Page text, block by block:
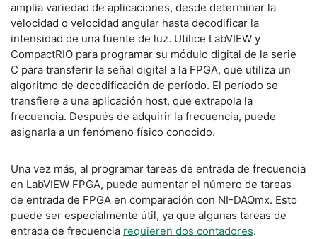
amplia variedad de aplicaciones, desde determinar la
velocidad o velocidad angular hasta decodificar la
intensidad de una fuente de luz. Utilice LabVIEW y
CompactRIO para programar su módulo digital de la serie
C para transferir la señal digital a la FPGA, que utiliza un
algoritmo de decodificación de período. El período se
transfiere a una aplicación host, que extrapola la
frecuencia. Después de adquirir la frecuencia, puede
asignarla a un fenómeno físico conocido.
Una vez más, al programar tareas de entrada de frecuencia
en LabVIEW FPGA, puede aumentar el número de tareas
de entrada de FPGA en comparación con NI-DAQmx. Esto
puede ser especialmente útil, ya que algunas tareas de
entrada de frecuencia requieren dos contadores.